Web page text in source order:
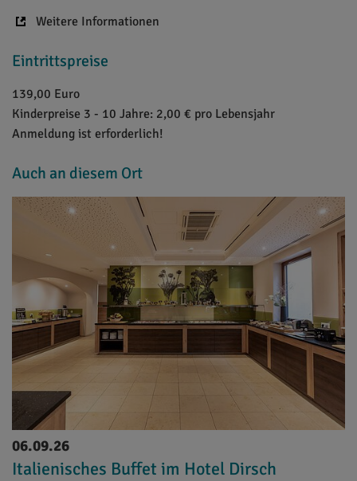
Weitere Informationen
Eintrittspreise
139,00 Euro
Kinderpreise 3 - 10 Jahre: 2,00 € pro Lebensjahr
Anmeldung ist erforderlich!
Auch an diesem Ort
06.09.26
Italienisches Buffet im Hotel Dirsch